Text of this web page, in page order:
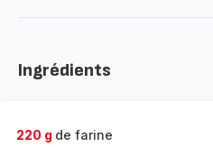
Ingrédients
220 g de farine